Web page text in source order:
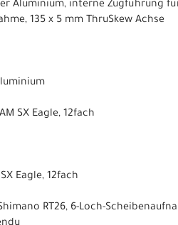
Aluminium, interne Zugführung
135 x 5 mm ThruSkew Achse
SX Eagle, 12fach
Eagle, 12fach
RT26, 6-Loch-